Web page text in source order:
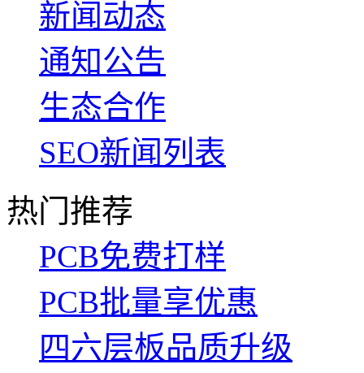
新闻动态
通知公告
生态合作
SEO新闻列表
热门推荐
PCB免费打样
PCB批量享优惠
四六层板品质升级